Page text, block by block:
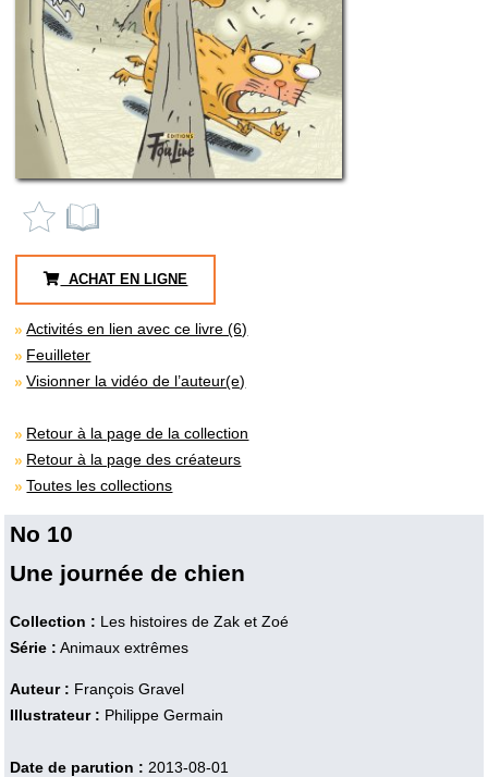
ACHAT EN LIGNE
Activités en lien avec ce livre (6)
Feuilleter
Visionner la vidéo de l’auteur(e)
Retour à la page de la collection
Retour à la page des créateurs
Toutes les collections
No 10
Une journée de chien
Collection : Les histoires de Zak et Zoé
Série : Animaux extrêmes
Auteur : François Gravel
Illustrateur : Philippe Germain
Date de parution : 2013-08-01